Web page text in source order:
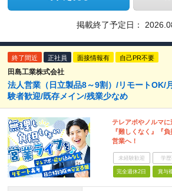
掲載終了予定日：
終了間近 正社員 面接情報有 自己PR不要
田島工業株式会社
法人営業（日立製品8～9割）/リモートOK/
験者歓迎/既存メイン/残業少なめ
テレアポやノルマに
『難しくなく』『
営業へ！
未経験歓迎 学歴
完全週休2日 賞与